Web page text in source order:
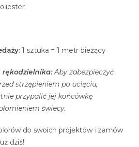
1 sztuka = 1 metr bieżący
rękodzielnika:Aby zabezpieczyć
strzępieniem po ucięciu,
przypalić jej końcówkę
świecy.
do swoich projektów i zamów
dziś!